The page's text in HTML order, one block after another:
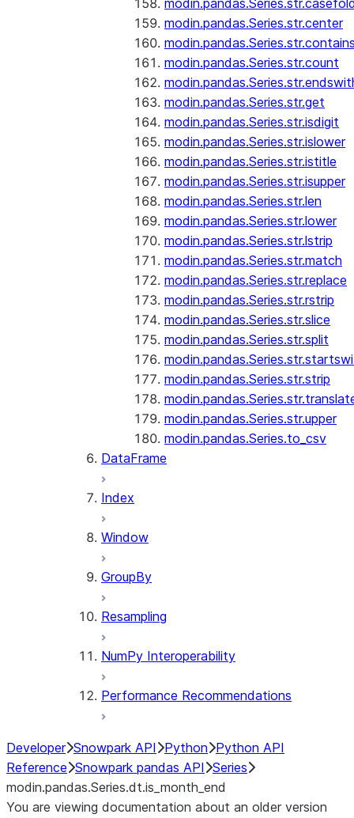
modin.pandas.Series.str.center
modin.pandas.Series.str.count
modin.pandas.Series.str.get
modin.pandas.Series.str.isdigit
modin.pandas.Series.str.islower
modin.pandas.Series.str.istitle
modin.pandas.Series.str.isupper
modin.pandas.Series.str.len
modin.pandas.Series.str.lower
modin.pandas.Series.str.lstrip
modin.pandas.Series.str.match
modin.pandas.Series.str.replace
modin.pandas.Series.str.rstrip
modin.pandas.Series.str.slice
modin.pandas.Series.str.split
modin.pandas.Series.str.strip
modin.pandas.Series.str.upper
modin.pandas.Series.to_csv
DataFrame
Index
Window
GroupBy
Resampling
NumPy Interoperability
Performance Recommendations
Developer Snowpark API Python Python API
Reference Snowpark pandas API Series
modin.pandas.Series.dt.is_month_end
You are viewing documentation about an older version